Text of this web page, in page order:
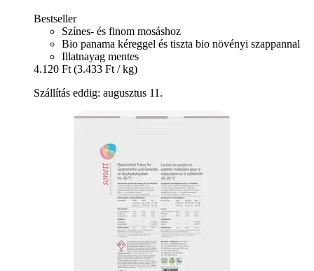
Bestseller
Színes- és finom mosáshoz
Bio panama kéreggel és tiszta bio növényi szappannal
Illatnayag mentes
4.120 Ft (3.433 Ft / kg)
Szállítás eddig: augusztus 11.